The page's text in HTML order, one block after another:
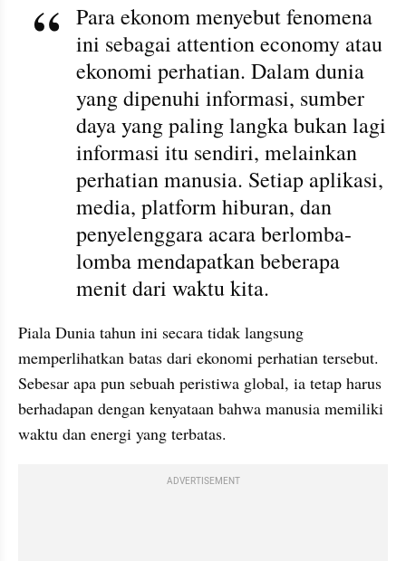
Para ekonom menyebut fenomena
ini sebagai attention economy atau
ekonomi perhatian. Dalam dunia
yang dipenuhi informasi, sumber
daya yang paling langka bukan lagi
informasi itu sendiri, melainkan
perhatian manusia. Setiap aplikasi,
media, platform hiburan, dan
penyelenggara acara berlomba-
lomba mendapatkan beberapa
menit dari waktu kita.
Piala Dunia tahun ini secara tidak langsung
memperlihatkan batas dari ekonomi perhatian tersebut.
Sebesar apa pun sebuah peristiwa global, ia tetap harus
berhadapan dengan kenyataan bahwa manusia memiliki
waktu dan energi yang terbatas.
ADVERTISEMENT